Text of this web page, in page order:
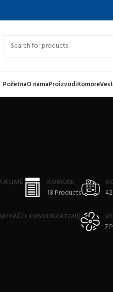
PočetnaO namaProizvodiKomore
KLIME
KOMORE
18 Products
I KONDENZATORI)
7